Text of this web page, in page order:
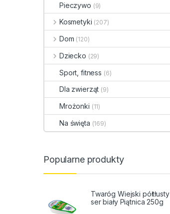
Pieczywo (9)
Kosmetyki (207)
Dom (120)
Dziecko (29)
Sport, fitness (6)
Dla zwierząt (9)
Mrożonki (11)
Na święta (169)
Popularne produkty
Twaróg Wiejski półtłusty
ser biały Piątnica 250g